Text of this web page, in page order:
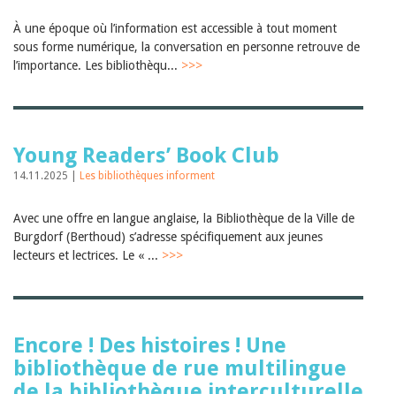
Archives
Juillet 2026
Juin 2026
Mars 2026
Novembre 2025
Juin 2025
Mars 2025
Janvier 2025
2023
2022
2020
2017
2016
2015
À une époque où l’information est accessible à tout moment
sous forme numérique, la conversation en personne retrouve de
l’importance. Les bibliothèqu... >>>
Young Readers’ Book Club
14.11.2025 | Les bibliothèques informent
Avec une offre en langue anglaise, la Bibliothèque de la Ville de
Burgdorf (Berthoud) s’adresse spécifiquement aux jeunes
lecteurs et lectrices. Le « ... >>>
Encore ! Des histoires ! Une
bibliothèque de rue multilingue